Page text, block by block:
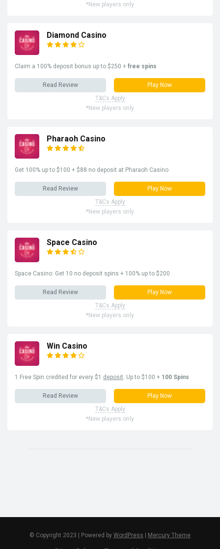
*New players only
Diamond Casino
Claim a 100% deposit bonus up to $250 + free spins
Read Review
Play Now
T&Cs Apply
*New players only
Pharaoh Casino
Get 100% up to $100 + $88 no deposit at Pharaoh Casino
Read Review
Play Now
T&Cs Apply
*New players only
Space Casino
Space Casino: Get 10 no deposit spins + 100% up to $200
Read Review
Play Now
T&Cs Apply
*New players only
Win Casino
1 Free Spin credited for every $1 deposit . Up to $100 + 100 Spins
Read Review
Play Now
T&Cs Apply
*New players only
© Copyright 2023 | Powered by WordPress | Mercury Theme